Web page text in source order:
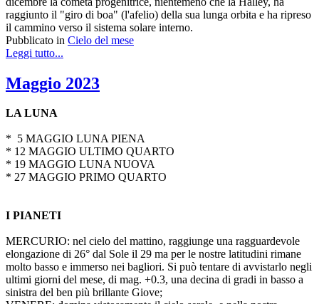
raggiunto il "giro di boa" (l'afelio) della sua lunga orbita e ha ripreso
il cammino verso il sistema solare interno.
Pubblicato in Cielo del mese
Leggi tutto...
Maggio 2023
LA LUNA
* 5 MAGGIO LUNA PIENA
* 12 MAGGIO ULTIMO QUARTO
* 19 MAGGIO LUNA NUOVA
* 27 MAGGIO PRIMO QUARTO
I PIANETI
MERCURIO: nel cielo del mattino, raggiunge una ragguardevole
elongazione di 26° dal Sole il 29 ma per le nostre latitudini rimane
molto basso e immerso nei bagliori. Si può tentare di avvistarlo negli
ultimi giorni del mese, di mag. +0.3, una decina di gradi in basso a
sinistra del ben più brillante Giove;